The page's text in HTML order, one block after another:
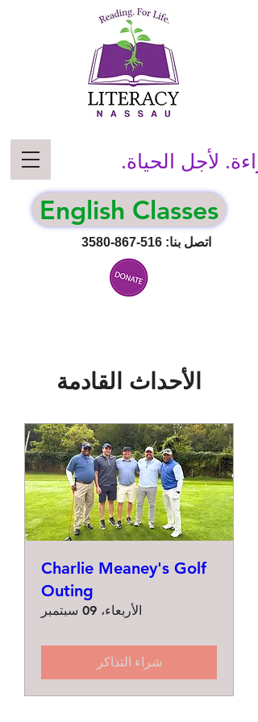
اتصل بنا: 516-867-3580
لأجل الحياة.
English Classes
الأحداث القادمة
Charlie Meaney's Golf
Outing
الأربعاء، 09 سبتمبر
شراء التذاكر